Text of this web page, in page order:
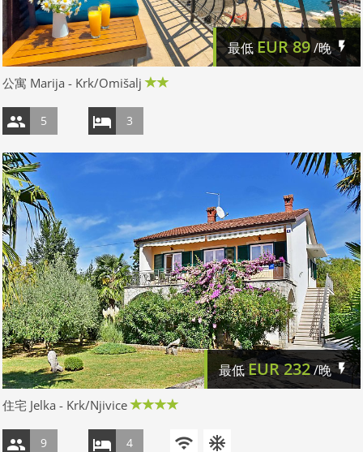
最低EUR89/晚
公寓 Marija - Krk/Omišalj
5 3
最低EUR232/晚
住宅 Jelka - Krk/Njivice
9 4